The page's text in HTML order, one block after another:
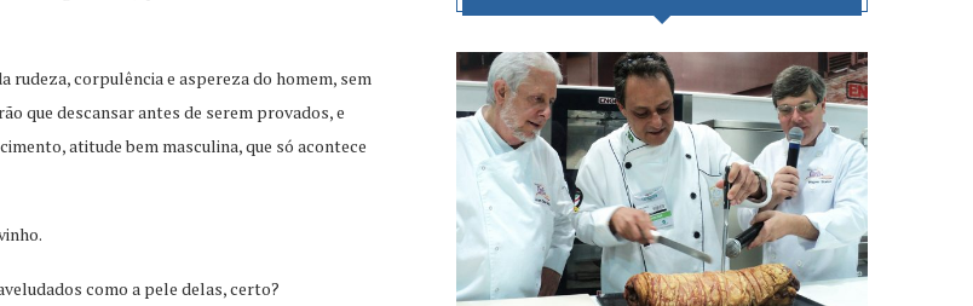
rudeza, corpulência e aspereza do homem, sem
que descansar antes de serem provados, e
atitude bem masculina, que só acontece
como a pele delas, certo?